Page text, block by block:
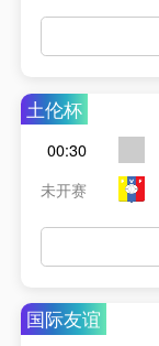
土伦杯
00:30
未开赛
国际友谊